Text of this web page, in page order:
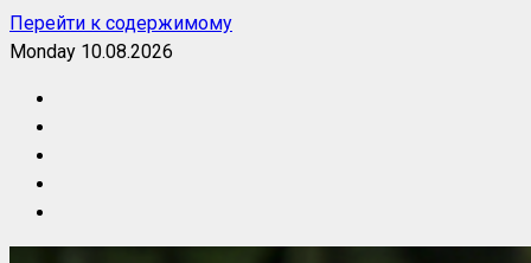
Перейти к содержимому
Monday 10.08.2026